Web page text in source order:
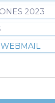
2023
WEBMAIL